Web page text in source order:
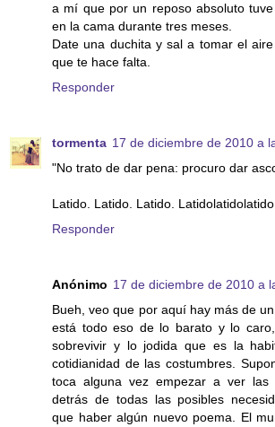
a mí que por un reposo absoluto
en la cama durante tres meses.
Date una duchita y sal a tomar el
que te hace falta.
Responder
tormenta 17 de diciembre de 2010 a
"No trato de dar pena: procuro dar
Latido. Latido. Latido. Latidolatidolatido.
Responder
Anónimo 17 de diciembre de 2010 a
Bueh, veo que por aquí hay más de
está todo eso de lo barato y lo
sobrevivir y lo jodida que es la
cotidianidad de las costumbres.
toca alguna vez empezar a ver las
detrás de todas las posibles
que haber algún nuevo poema. El